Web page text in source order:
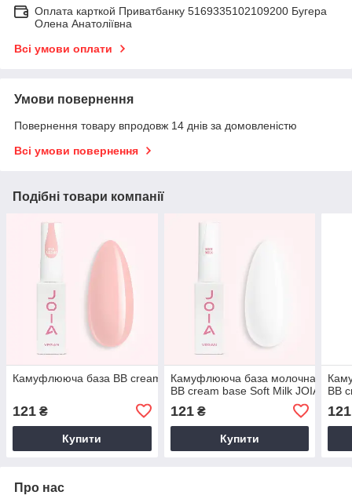
Оплата карткой Приватбанку 5169335102109200 Бугера
Олена Анатоліївна
Всі умови оплати
Умови повернення
Повернення товару впродовж 14 днів за домовленістю
Всі умови повернення
Подібні товари компанії
Камуфлююча база BB cream base Pink Balsam JOIA vegan 8 мл
121 ₴
Купити
Камуфлююча база молочна
BB cream base Soft Milk JOIA
121₴
Купити
BB
121
Про нас